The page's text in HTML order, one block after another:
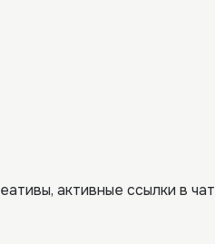
активные ссылки в